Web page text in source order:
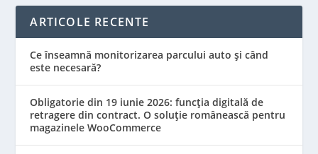
ARTICOLE RECENTE
Ce înseamnă monitorizarea parcului auto și când
este necesară?
Obligatorie din 19 iunie 2026: funcția digitală de
retragere din contract. O soluție românească pentru
magazinele WooCommerce